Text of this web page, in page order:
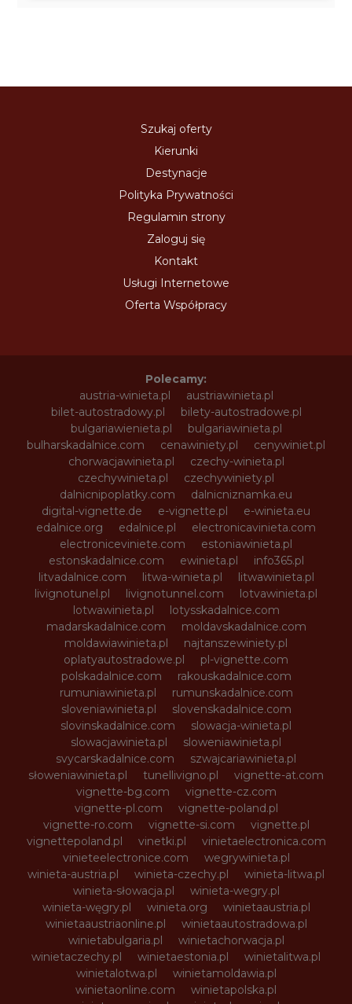
Szukaj oferty
Kierunki
Destynacje
Polityka Prywatności
Regulamin strony
Zaloguj się
Kontakt
Usługi Internetowe
Oferta Współpracy
Polecamy:
austria-winieta.pl
austriawinieta.pl
bilet-autostradowy.pl
bilety-autostradowe.pl
bulgariawienieta.pl
bulgariawinieta.pl
bulharskadalnice.com
cenawiniety.pl
cenywiniet.pl
chorwacjawinieta.pl
czechy-winieta.pl
czechywinieta.pl
czechywiniety.pl
dalnicnipoplatky.com
dalnicniznamka.eu
digital-vignette.de
e-vignette.pl
e-winieta.eu
edalnice.org
edalnice.pl
electronicavinieta.com
electroniceviniete.com
estoniawinieta.pl
estonskadalnice.com
ewinieta.pl
info365.pl
litvadalnice.com
litwa-winieta.pl
litwawinieta.pl
livignotunel.pl
livignotunnel.com
lotvawinieta.pl
lotwawinieta.pl
lotysskadalnice.com
madarskadalnice.com
moldavskadalnice.com
moldawiawinieta.pl
najtanszewiniety.pl
oplatyautostradowe.pl
pl-vignette.com
polskadalnice.com
rakouskadalnice.com
rumuniawinieta.pl
rumunskadalnice.com
sloveniawinieta.pl
slovenskadalnice.com
slovinskadalnice.com
slowacja-winieta.pl
slowacjawinieta.pl
sloweniawinieta.pl
svycarskadalnice.com
szwajcariawinieta.pl
słoweniawinieta.pl
tunellivigno.pl
vignette-at.com
vignette-bg.com
vignette-cz.com
vignette-pl.com
vignette-poland.pl
vignette-ro.com
vignette-si.com
vignette.pl
vignettepoland.pl
vinetki.pl
vinietaelectronica.com
vinieteelectronice.com
wegrywinieta.pl
winieta-austria.pl
winieta-czechy.pl
winieta-litwa.pl
winieta-słowacja.pl
winieta-wegry.pl
winieta-węgry.pl
winieta.org
winietaaustria.pl
winietaaustriaonline.pl
winietaautostradowa.pl
winietabulgaria.pl
winietachorwacja.pl
winietaczechy.pl
winietaestonia.pl
winietalitwa.pl
winietalotwa.pl
winietamoldawia.pl
winietaonline.com
winietapolska.pl